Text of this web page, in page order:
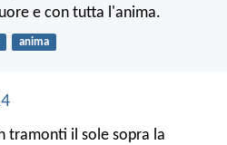
e con tutta l'anima.
anima
tramonti il sole sopra la